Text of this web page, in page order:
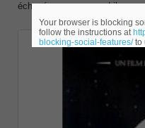
échoué — comme en Libye
Your browser is blocking
follow the instructions at
blocking-social-features/to